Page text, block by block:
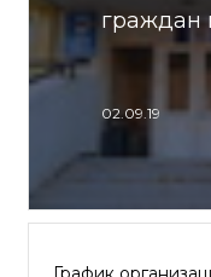
граждан
02.09.19